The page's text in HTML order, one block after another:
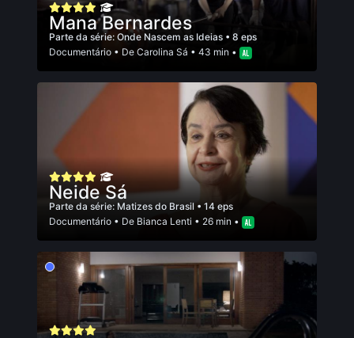
Mana Bernardes
Parte da série: Onde Nascem as Ideias • 8 eps
Documentário • De Carolina Sá • 43 min •
Neide Sá
Parte da série: Matizes do Brasil • 14 eps
Documentário • De Bianca Lenti • 26 min •